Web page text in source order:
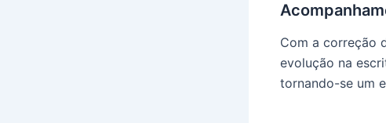
Com a correção
evolução na
tornando-se um